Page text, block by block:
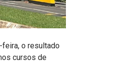
feira, o resultado
cursos de